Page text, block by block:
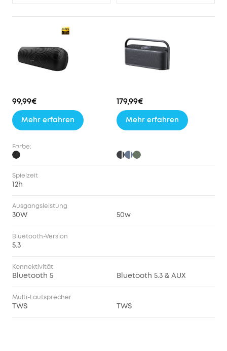
99,99€ 179,99€
Mehr erfahren Mehr erfahren
Farbe:
Spielzeit
12h
Ausgangsleistung
30W 50w
Bluetooth-Version
5.3
Konnektivität
Bluetooth 5 Bluetooth 5.3 & AUX
Multi-Lautsprecher
TWS TWS